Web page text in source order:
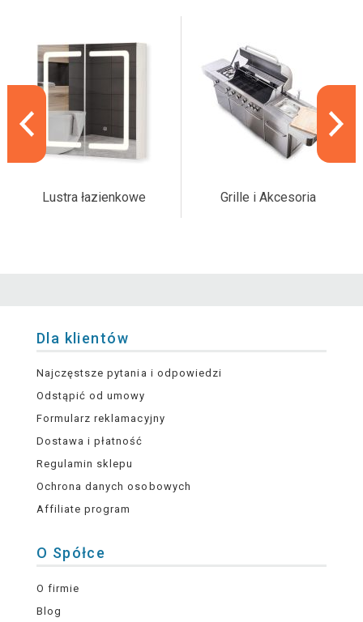
Lustra łazienkowe Grille i Akcesoria
Dla klientów
Najczęstsze pytania i odpowiedzi
Odstąpić od umowy
Formularz reklamacyjny
Dostawa i płatność
Regulamin sklepu
Ochrona danych osobowych
Affiliate program
O Spółce
O firmie
Blog